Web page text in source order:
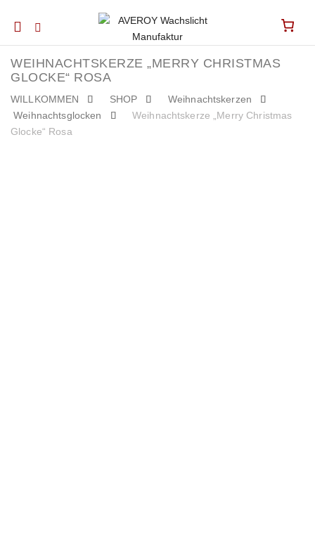
Mobile
WEIHNACHTSKERZE „MERRY CHRISTMAS
GLOCKE“ ROSA
WILLKOMMEN SHOP
Weihnachtskerzen
Weihnachtsglocken
Weihnachtskerze „Merry Christmas
Glocke“ Rosa